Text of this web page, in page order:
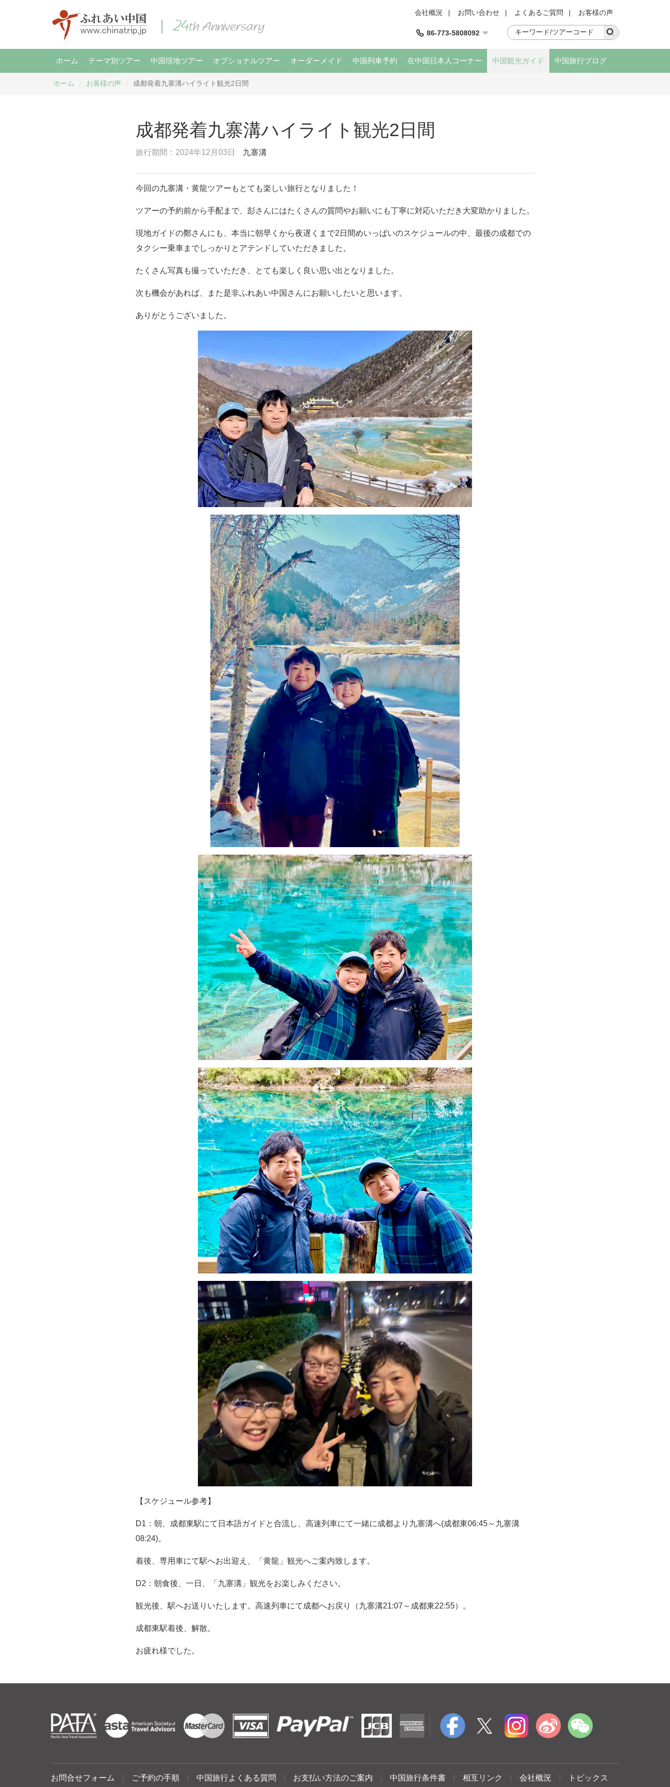
会社概況 | お問い合わせ | よくあるご質問 | お客様の声
86-773-5808092
ホーム テーマ別ツアー 中国現地ツアー オプショナルツアー オーダーメイド 中国列車予約 在中国日本人コーナー 中国観光ガイド 中国旅行ブログ
ホーム お客様の声 成都発着九寨溝ハイライト観光2日間
成都発着九寨溝ハイライト観光2日間
旅行期間：2024年12月03日 九寨溝
今回の九寨溝・黄龍ツアーもとても楽しい旅行となりました！
ツアーの予約前から手配まで、彭さんにはたくさんの質問やお願いにも丁寧に対応いただき大変助かりました。
現地ガイドの鄭さんにも、本当に朝早くから夜遅くまで2日間めいっぱいのスケジュールの中、最後の成都での
タクシー乗車までしっかりとアテンドしていただきました。
たくさん写真も撮っていただき、とても楽しく良い思い出となりました。
次も機会があれば、また是非ふれあい中国さんにお願いしたいと思います。
ありがとうございました。
【スケジュール参考】
D1：朝、成都東駅にて日本語ガイドと合流し、高速列車にて一緒に成都より九寨溝へ(成都東06:45～九寨溝
08:24)。
着後、専用車にて駅へお出迎え、「黄龍」観光へご案内致します。
D2：朝食後、一日、「九寨溝」観光をお楽しみください。
観光後、駅へお送りいたします。高速列車にて成都へお戻り（九寨溝21:07～成都東22:55）。
成都東駅着後、解散。
お疲れ様でした。
お問合せフォーム ご予約の手順 中国旅行よくある質問 お支払い方法のご案内 中国旅行条件書 相互リンク 会社概況 トピックス